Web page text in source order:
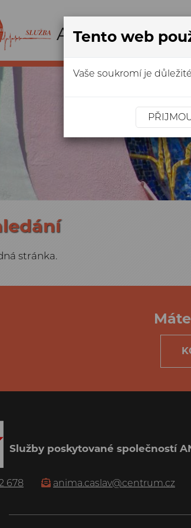
stránka.
Služby poskytované společností
678 anima.caslav@centrum.cz
Tento web
Vaše soukromí je